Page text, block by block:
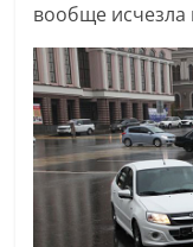
вообще исчезла